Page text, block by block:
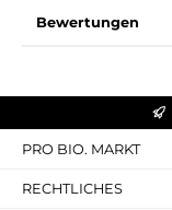
Bewertungen
PRO BIO. MARKT
RECHTLICHES